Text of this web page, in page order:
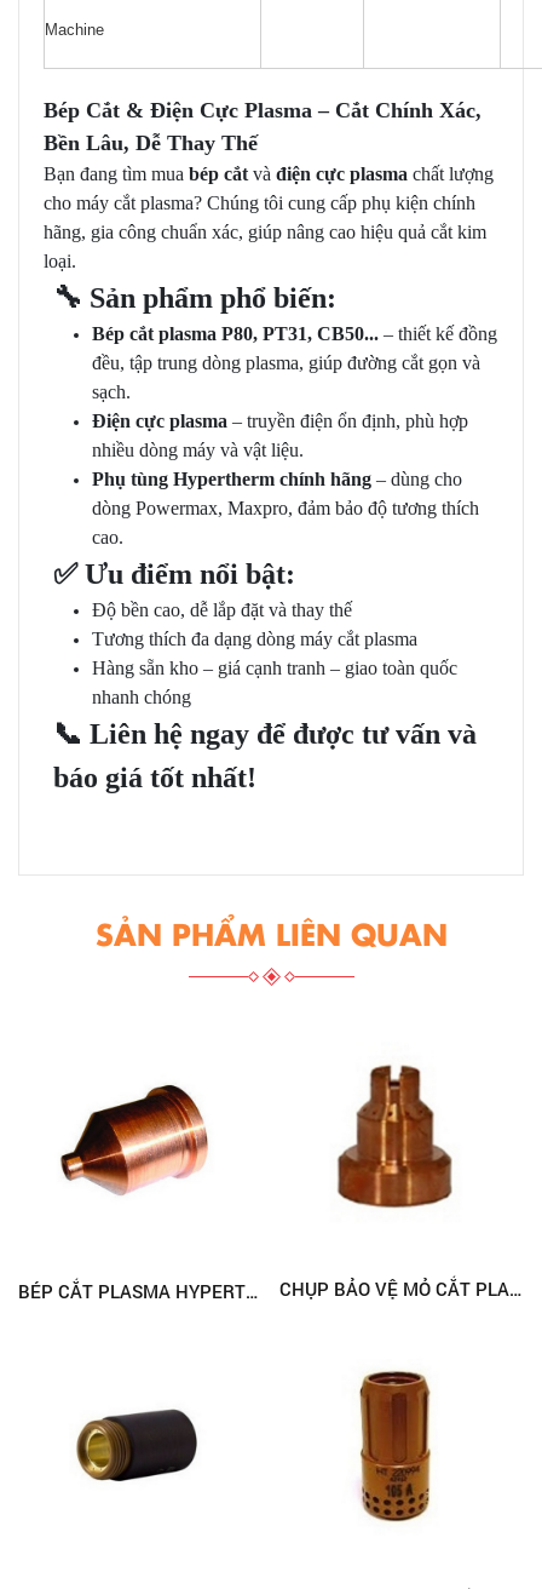
Machine
Bép Cắt & Điện Cực Plasma – Cắt Chính Xác,
Bền Lâu, Dễ Thay Thế
Bạn đang tìm mua bép cắt và điện cực plasma chất lượng
cho máy cắt plasma? Chúng tôi cung cấp phụ kiện chính
hãng, gia công chuẩn xác, giúp nâng cao hiệu quả cắt kim
loại.
🔧 Sản phẩm phổ biến:
Bép cắt plasma P80, PT31, CB50... – thiết kế đồng
đều, tập trung dòng plasma, giúp đường cắt gọn và
sạch.
Điện cực plasma – truyền điện ổn định, phù hợp
nhiều dòng máy và vật liệu.
Phụ tùng Hypertherm chính hãng – dùng cho
dòng Powermax, Maxpro, đảm bảo độ tương thích
cao.
✅ Ưu điểm nổi bật:
Độ bền cao, dễ lắp đặt và thay thế
Tương thích đa dạng dòng máy cắt plasma
Hàng sẵn kho – giá cạnh tranh – giao toàn quốc
nhanh chóng
📞 Liên hệ ngay để được tư vấn và
báo giá tốt nhất!
SẢN PHẨM LIÊN QUAN
BÉP CẮT PLASMA HYPERTHERM 220011 (PMX1650) CHỤP BẢO VỆ MỎ CẮT PLASMA HYPERTHERM 220674 (PMX45)